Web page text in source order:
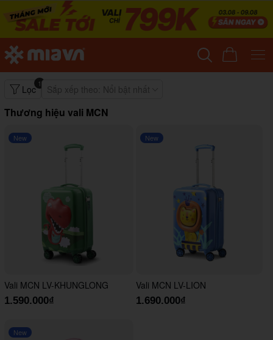
Lọc
1
Sắp xếp theo: Nổi bật nhất
Thương hiệu vali MCN
New
Vali MCN LV-KHUNGLONG
1.590.000₫
New
Vali MCN LV-LION
1.690.000₫
New